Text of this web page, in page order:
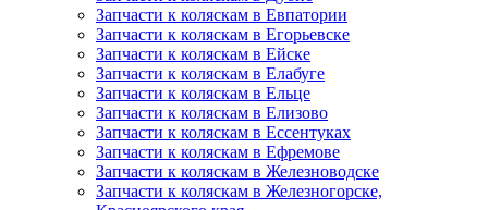
Запчасти к коляскам в Евпатории
Запчасти к коляскам в Егорьевске
Запчасти к коляскам в Ейске
Запчасти к коляскам в Елабуге
Запчасти к коляскам в Ельце
Запчасти к коляскам в Елизово
Запчасти к коляскам в Ессентуках
Запчасти к коляскам в Ефремове
Запчасти к коляскам в Железноводске
Запчасти к коляскам в Железногорске,